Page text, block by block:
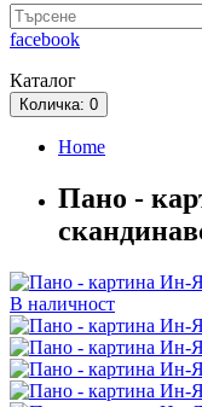
facebook
Каталог
Количка: 0
Home
Пано -
В наличност